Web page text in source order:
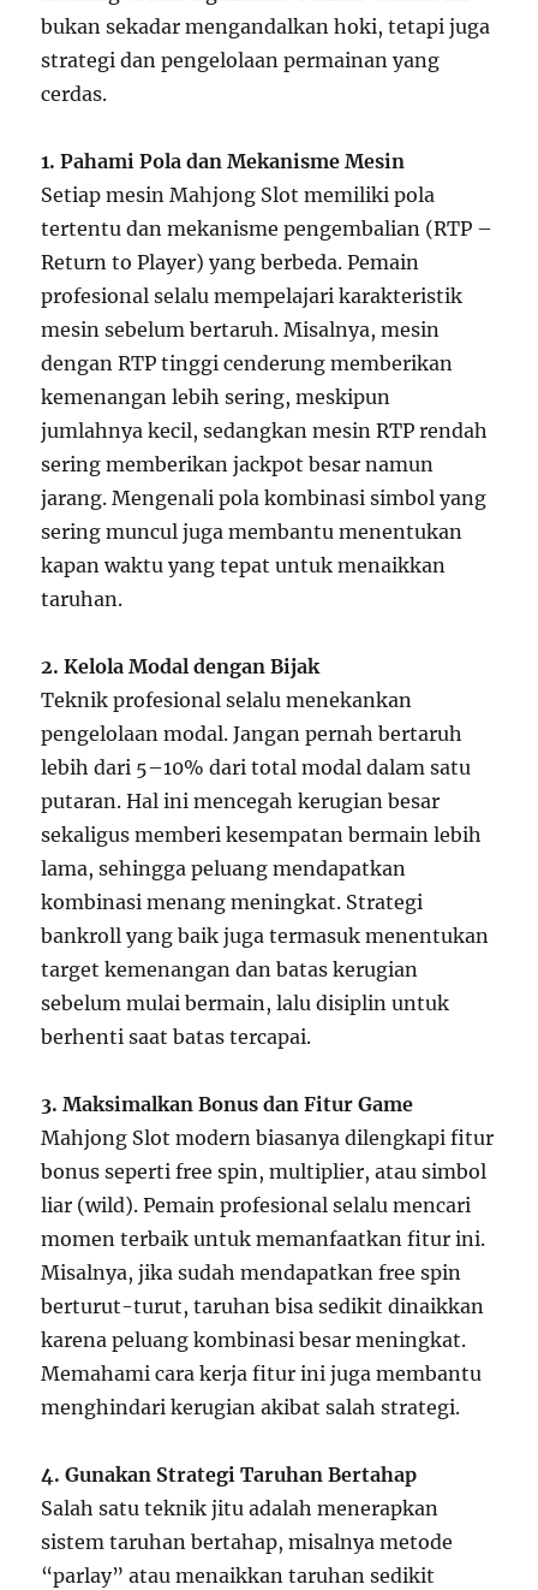
bukan sekadar mengandalkan hoki, tetapi juga
strategi dan pengelolaan permainan yang
cerdas.
1. Pahami Pola dan Mekanisme Mesin
Setiap mesin Mahjong Slot memiliki pola
tertentu dan mekanisme pengembalian (RTP –
Return to Player) yang berbeda. Pemain
profesional selalu mempelajari karakteristik
mesin sebelum bertaruh. Misalnya, mesin
dengan RTP tinggi cenderung memberikan
kemenangan lebih sering, meskipun
jumlahnya kecil, sedangkan mesin RTP rendah
sering memberikan jackpot besar namun
jarang. Mengenali pola kombinasi simbol yang
sering muncul juga membantu menentukan
kapan waktu yang tepat untuk menaikkan
taruhan.
2. Kelola Modal dengan Bijak
Teknik profesional selalu menekankan
pengelolaan modal. Jangan pernah bertaruh
lebih dari 5–10% dari total modal dalam satu
putaran. Hal ini mencegah kerugian besar
sekaligus memberi kesempatan bermain lebih
lama, sehingga peluang mendapatkan
kombinasi menang meningkat. Strategi
bankroll yang baik juga termasuk menentukan
target kemenangan dan batas kerugian
sebelum mulai bermain, lalu disiplin untuk
berhenti saat batas tercapai.
3. Maksimalkan Bonus dan Fitur Game
Mahjong Slot modern biasanya dilengkapi fitur
bonus seperti free spin, multiplier, atau simbol
liar (wild). Pemain profesional selalu mencari
momen terbaik untuk memanfaatkan fitur ini.
Misalnya, jika sudah mendapatkan free spin
berturut-turut, taruhan bisa sedikit dinaikkan
karena peluang kombinasi besar meningkat.
Memahami cara kerja fitur ini juga membantu
menghindari kerugian akibat salah strategi.
4. Gunakan Strategi Taruhan Bertahap
Salah satu teknik jitu adalah menerapkan
sistem taruhan bertahap, misalnya metode
“parlay” atau menaikkan taruhan sedikit